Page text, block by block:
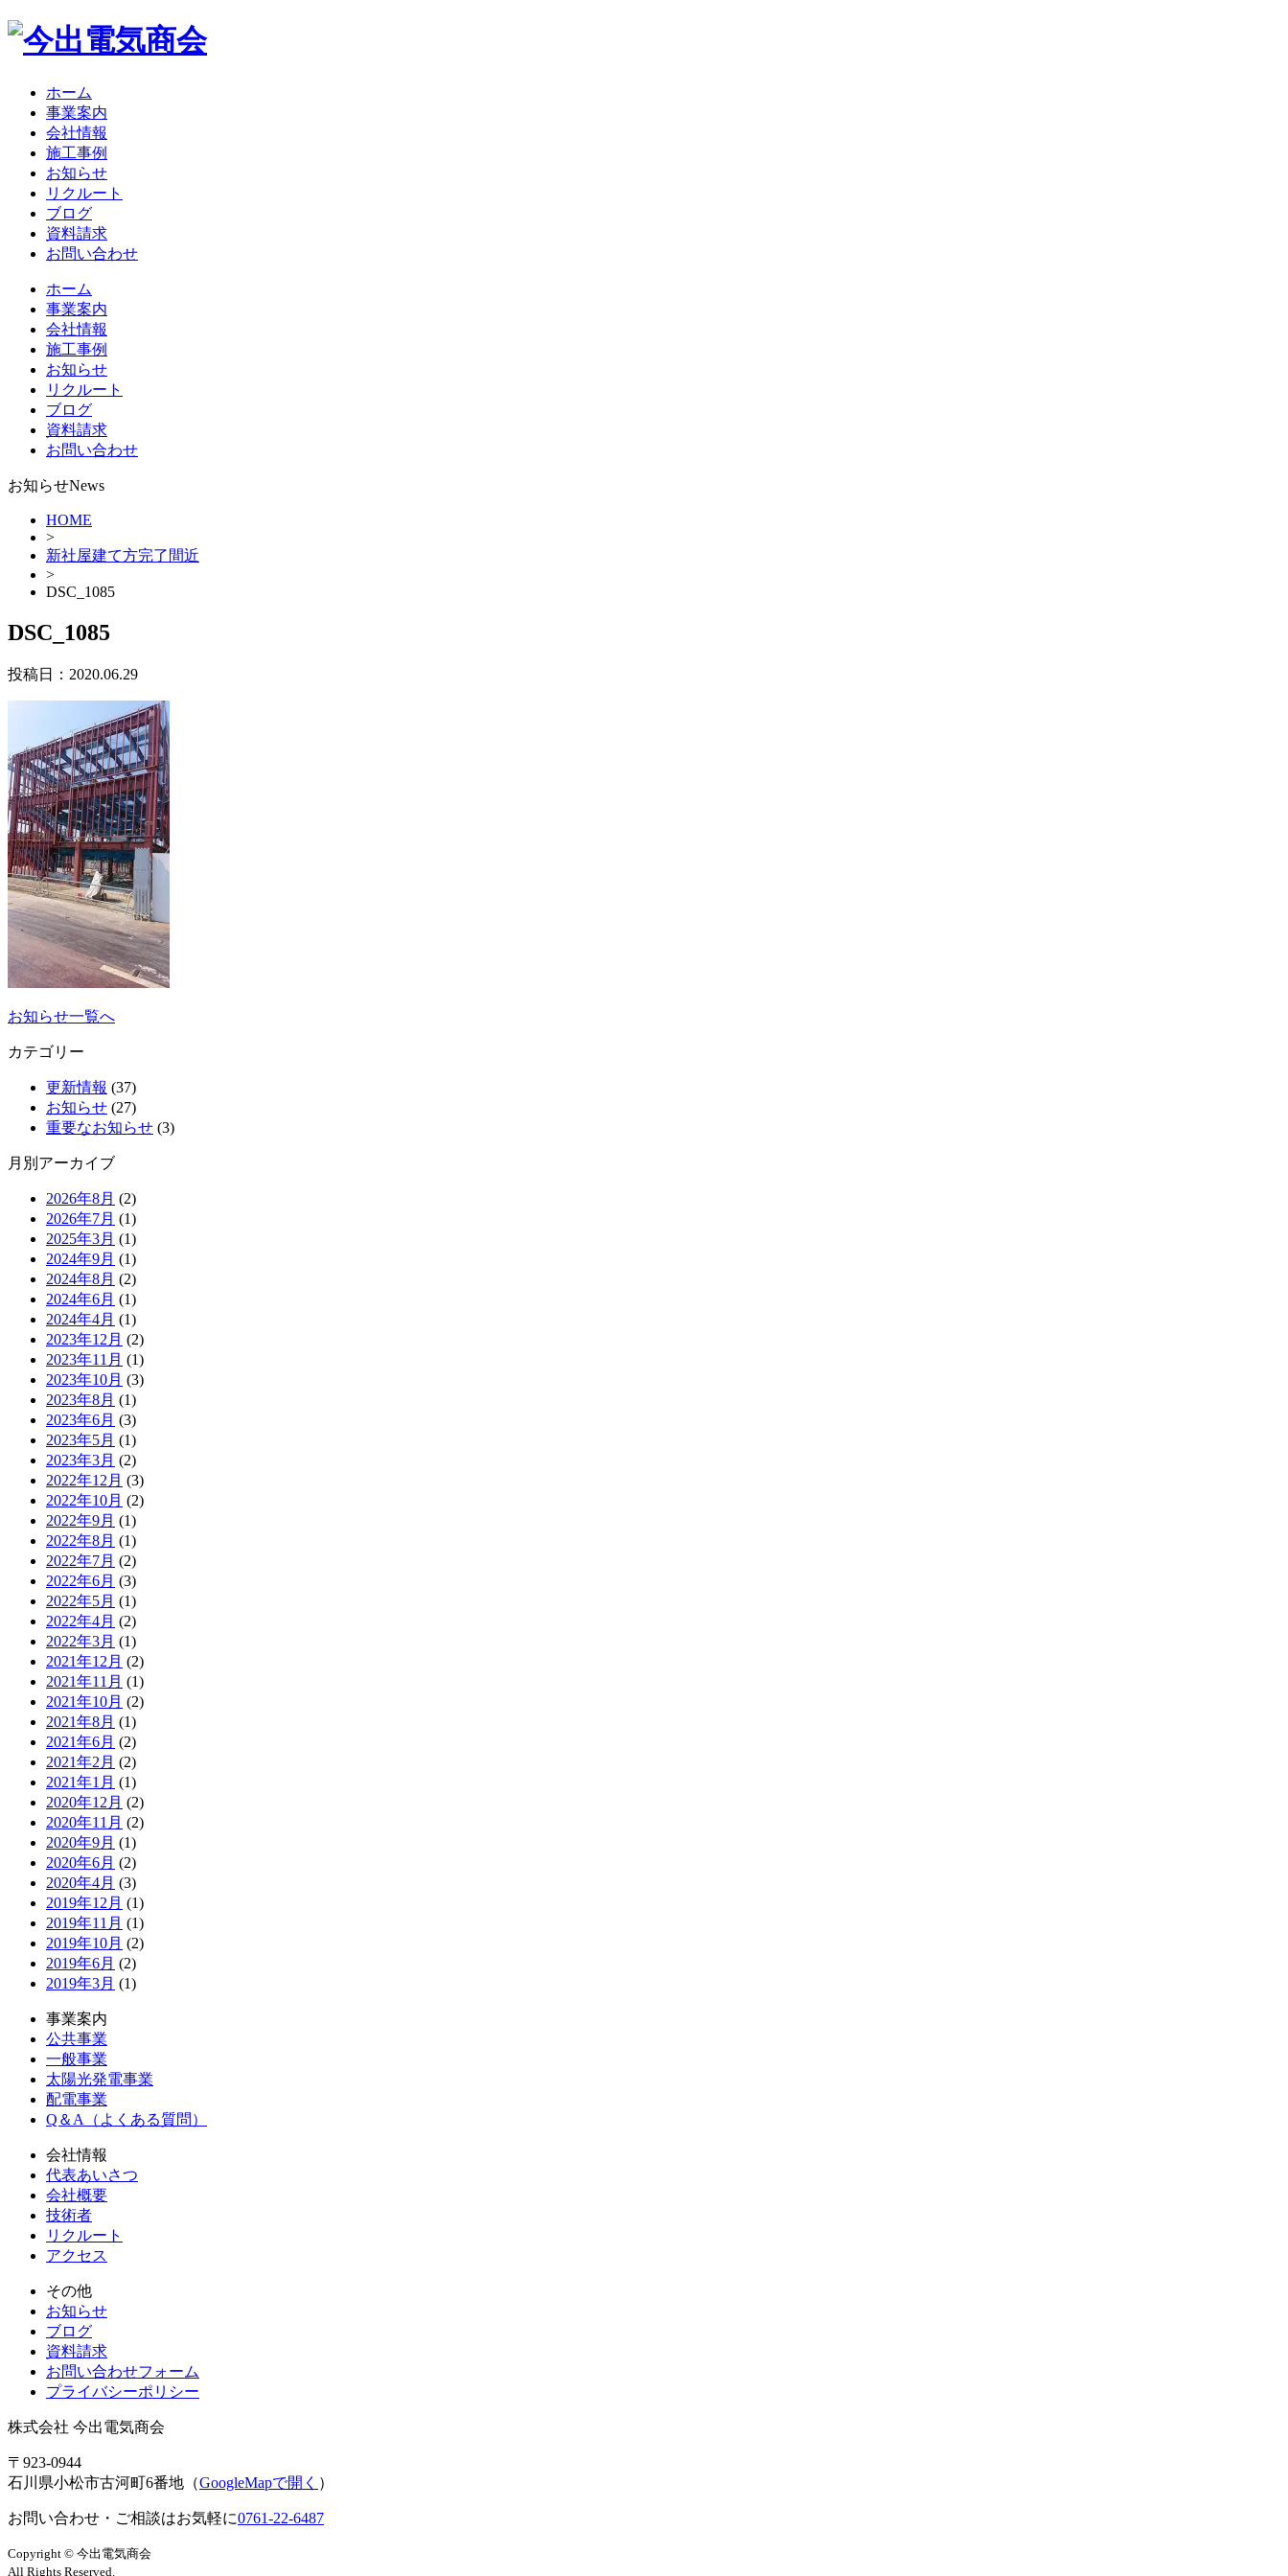
ホーム
事業案内
会社情報
施工事例
お知らせ
リクルート
ブログ
資料請求
お問い合わせ
ホーム
事業案内
会社情報
施工事例
お知らせ
リクルート
ブログ
資料請求
お問い合わせ
お知らせNews
HOME
>
新社屋建て方完了間近
>
DSC_1085
DSC_1085
投稿日： 2020.06.29
お知らせ一覧へ
カテゴリー
更新情報 (37)
お知らせ (27)
重要なお知らせ (3)
月別アーカイブ
2026年8月 (2)
2026年7月 (1)
2025年3月 (1)
2024年9月 (1)
2024年8月 (2)
2024年6月 (1)
2024年4月 (1)
2023年12月 (2)
2023年11月 (1)
2023年10月 (3)
2023年8月 (1)
2023年6月 (3)
2023年5月 (1)
2023年3月 (2)
2022年12月 (3)
2022年10月 (2)
2022年9月 (1)
2022年8月 (1)
2022年7月 (2)
2022年6月 (3)
2022年5月 (1)
2022年4月 (2)
2022年3月 (1)
2021年12月 (2)
2021年11月 (1)
2021年10月 (2)
2021年8月 (1)
2021年6月 (2)
2021年2月 (2)
2021年1月 (1)
2020年12月 (2)
2020年11月 (2)
2020年9月 (1)
2020年6月 (2)
2020年4月 (3)
2019年12月 (1)
2019年11月 (1)
2019年10月 (2)
2019年6月 (2)
2019年3月 (1)
事業案内
公共事業
一般事業
太陽光発電事業
配電事業
Q＆A（よくある質問）
会社情報
代表あいさつ
会社概要
技術者
リクルート
アクセス
その他
お知らせ
ブログ
資料請求
お問い合わせフォーム
プライバシーポリシー
株式会社 今出電気商会
〒923-0944
石川県小松市古河町6番地（GoogleMapで開く ）
お問い合わせ・ご相談はお気軽に0761-22-6487
Copyright © 今出電気商会
All Rights Reserved.